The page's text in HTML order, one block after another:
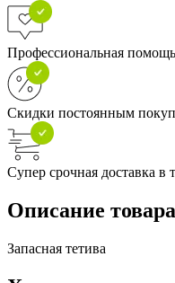
Профессиональная
Скидки постоянным
Супер срочная доставка в
Описание товара
Запасная тетива